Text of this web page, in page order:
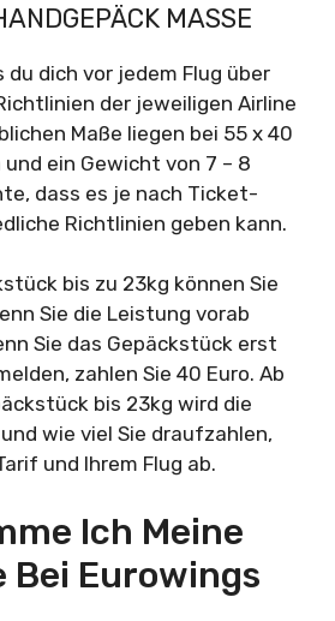
MASSE
du dich vor jedem Flug über
der jeweiligen Airline
Maße liegen bei 55 x 40
ein Gewicht von 7 – 8
dass es je nach Ticket-
Richtlinien geben kann.
bis zu 23kg können Sie
Sie die Leistung vorab
Sie das Gepäckstück erst
zahlen Sie 40 Euro. Ab
bis 23kg wird die
wie viel Sie draufzahlen,
und Ihrem Flug ab.
Ich Meine
Bei Eurowings